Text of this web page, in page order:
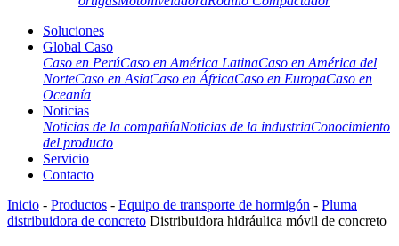
Soluciones
Global Caso
Caso en PerúCaso en América LatinaCaso en América del
NorteCaso en AsiaCaso en ÁfricaCaso en EuropaCaso en
Oceanía
Noticias
Noticias de la compañíaNoticias de la industriaConocimiento
del producto
Servicio
Contacto
Inicio - Productos - Equipo de transporte de hormigón - Pluma
distribuidora de concreto Distribuidora hidráulica móvil de concreto